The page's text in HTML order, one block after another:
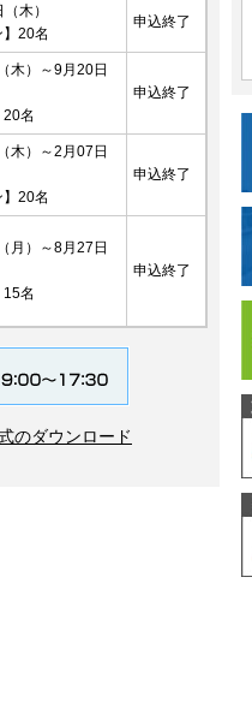
木）
20名
申込終了
木）～9月20日
20名
申込終了
木）～2月07日
20名
申込終了
月）～8月27日
15名
申込終了
のダウンロード